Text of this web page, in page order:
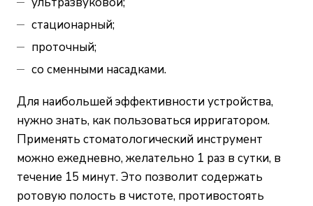
стационарный;
проточный;
со сменными насадками.
Для наибольшей эффективности устройства,
нужно знать, как пользоваться ирригатором.
Применять стоматологический инструмент
можно ежедневно, желательно 1 раз в сутки, в
течение 15 минут. Это позволит содержать
ротовую полость в чистоте, противостоять